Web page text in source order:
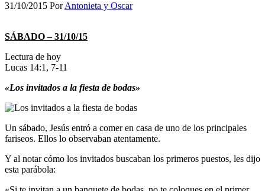
31/10/2015 PorAntonieta y Oscar
SÁBADO – 31/10/15
Lectura de hoy
Lucas 14:1, 7-11
«Los invitados a la fiesta de bodas»
Un sábado, Jesús entró a comer en casa de uno de los principales
fariseos. Ellos lo observaban atentamente.
Y al notar cómo los invitados buscaban los primeros puestos, les dijo
esta parábola: